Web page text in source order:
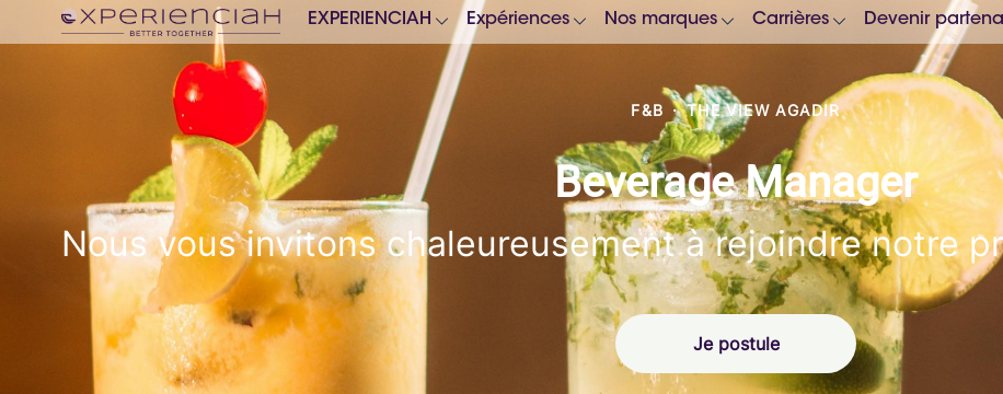
F&B · THE VIEW AGADIR
Beverage Manager
Nous vous invitons chaleureusement à rejoindre notre
Je postule
EXPERIENCIAH Expériences Nos marques Carrières Devenir